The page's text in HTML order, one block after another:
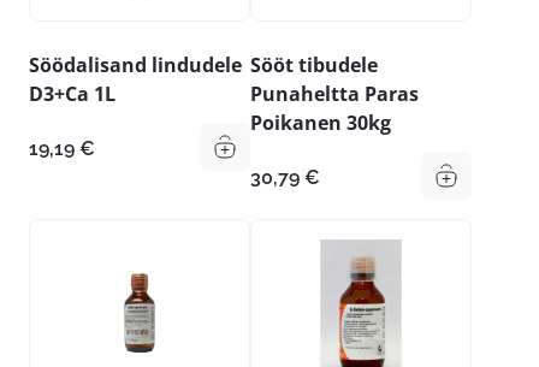
Söödalisand lindudele
D3+Ca 1L
19,19 €
Sööt tibudele
Punaheltta Paras
Poikanen 30kg
30,79 €